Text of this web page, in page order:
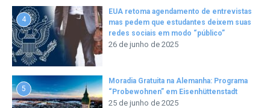
4
EUA retoma agendamento de entrevistas
mas pedem que estudantes deixem suas
redes sociais em modo “público”
26 de junho de 2025
5
Moradia Gratuita na Alemanha: Programa
“Probewohnen” em Eisenhüttenstadt
25 de junho de 2025